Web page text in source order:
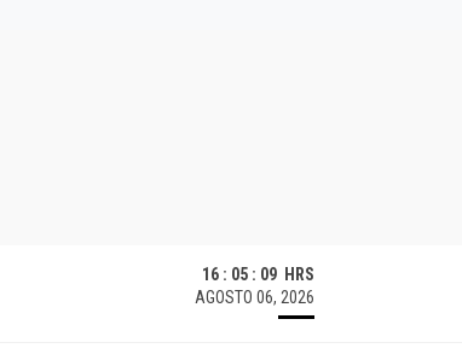
16 : 05 : 10 HRS
AGOSTO 06, 2026